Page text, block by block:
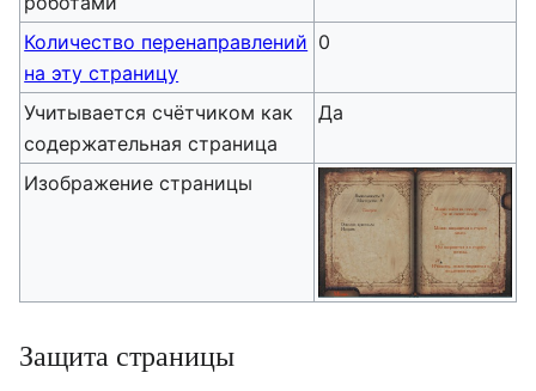
Количество перенаправлений
на эту страницу
0
Учитывается счётчиком как
содержательная страница
Да
Изображение страницы
Защита страницы